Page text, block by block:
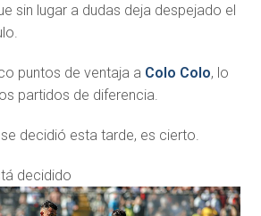
sin lugar a dudas deja despejado el
puntos de ventaja a Colo Colo, lo
partidos de diferencia.
decidió esta tarde, es cierto.
decidido